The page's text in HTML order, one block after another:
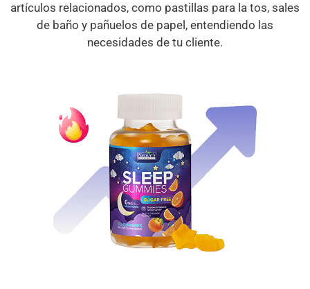
artículos relacionados, como pastillas para la tos, sales
de baño y pañuelos de papel, entendiendo las
necesidades de tu cliente.